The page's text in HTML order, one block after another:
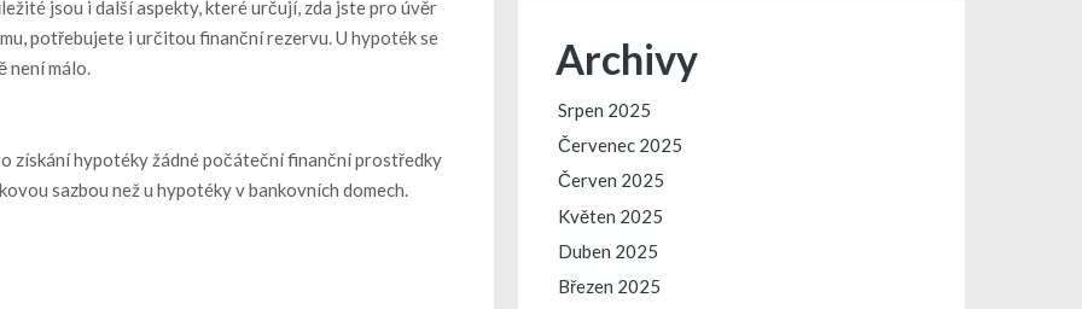
jsou i další aspekty, které určují, zda jste pro úvěr
potřebujete i určitou finanční rezervu. U hypoték se
není málo.
získání hypotéky žádné počáteční finanční prostředky
sazbou než u hypotéky v bankovních domech.
Archivy
Srpen 2025
Červenec 2025
Červen 2025
Květen 2025
Duben 2025
Březen 2025